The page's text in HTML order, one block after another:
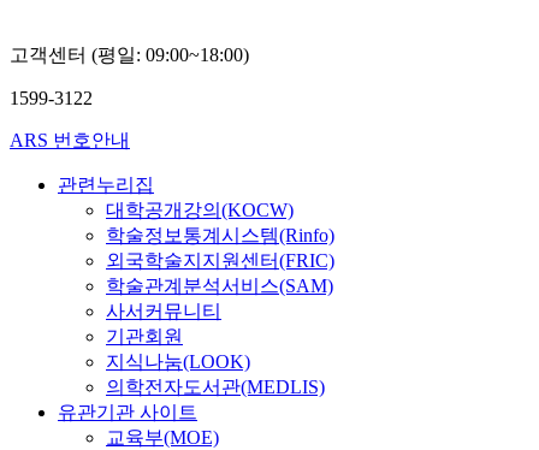
고객센터 (평일: 09:00~18:00)
1599-3122
ARS 번호안내
관련누리집
대학공개강의(KOCW)
학술정보통계시스템(Rinfo)
외국학술지지원센터(FRIC)
학술관계분석서비스(SAM)
사서커뮤니티
기관회원
지식나눔(LOOK)
의학전자도서관(MEDLIS)
유관기관 사이트
교육부(MOE)